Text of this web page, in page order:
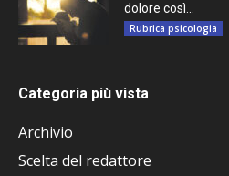
dolore così...
Rubrica psicologia
Categoria più vista
Archivio
Scelta del redattore